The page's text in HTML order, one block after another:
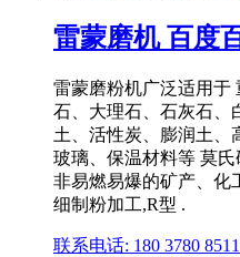
雷蒙磨机 百度
雷蒙磨粉机广泛适用于
石、大理石、石灰石、
土、活性炭、膨润土、
玻璃、保温材料等 莫
非易燃易爆的矿产、化
细制粉加工,R型 .
联系电话: 180 3780 8511